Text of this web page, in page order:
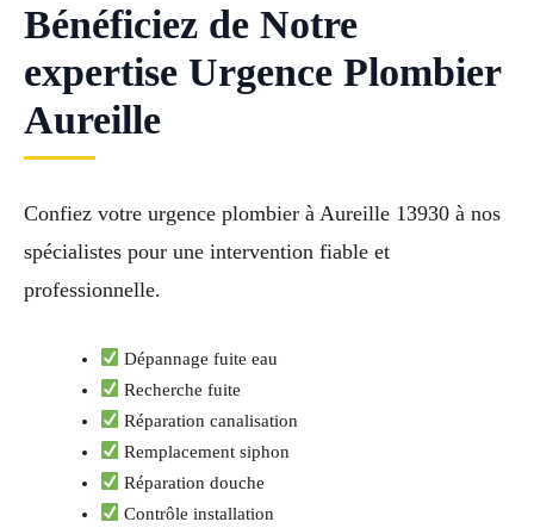
Bénéficiez de Notre
expertise Urgence Plombier
Aureille
Confiez votre urgence plombier à Aureille 13930 à nos
spécialistes pour une intervention fiable et
professionnelle.
Dépannage fuite eau
Recherche fuite
Réparation canalisation
Remplacement siphon
Réparation douche
Contrôle installation